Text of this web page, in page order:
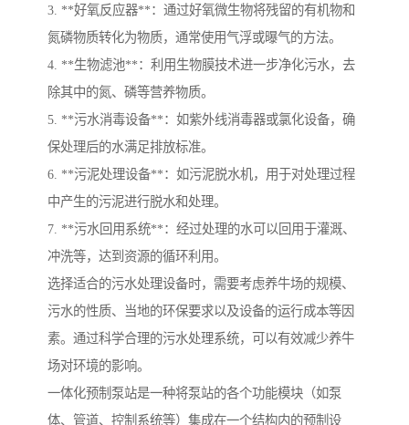
3. **好氧反应器**：通过好氧微生物将残留的有机物和
氮磷物质转化为物质，通常使用气浮或曝气的方法。
4. **生物滤池**：利用生物膜技术进一步净化污水，去
除其中的氮、磷等营养物质。
5. **污水消毒设备**：如紫外线消毒器或氯化设备，确
保处理后的水满足排放标准。
6. **污泥处理设备**：如污泥脱水机，用于对处理过程
中产生的污泥进行脱水和处理。
7. **污水回用系统**：经过处理的水可以回用于灌溉、
冲洗等，达到资源的循环利用。
选择适合的污水处理设备时，需要考虑养牛场的规模、
污水的性质、当地的环保要求以及设备的运行成本等因
素。通过科学合理的污水处理系统，可以有效减少养牛
场对环境的影响。
一体化预制泵站是一种将泵站的各个功能模块（如泵
体、管道、控制系统等）集成在一个结构内的预制设